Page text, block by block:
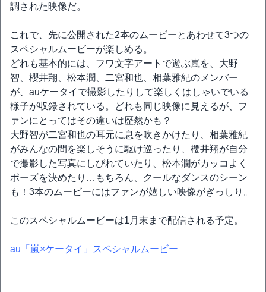
調された映像だ。
これで、先に公開された2本のムービーとあわせて3つの
スペシャルムービーが楽しめる。
どれも基本的には、フワ文字アートで遊ぶ嵐を、大野
智、櫻井翔、松本潤、二宮和也、相葉雅紀のメンバー
が、auケータイで撮影したりして楽しくはしゃいでいる
様子が収録されている。どれも同じ映像に見えるが、フ
ァンにとってはその違いは歴然かも？
大野智が二宮和也の耳元に息を吹きかけたり、相葉雅紀
がみんなの間を楽しそうに駆け巡ったり、櫻井翔が自分
で撮影した写真にしびれていたり、松本潤がカッコよく
ポーズを決めたり…もちろん、クールなダンスのシーン
も！3本のムービーにはファンが嬉しい映像がぎっしり。
このスペシャルムービーは1月末まで配信される予定。
au「嵐×ケータイ」スペシャルムービー